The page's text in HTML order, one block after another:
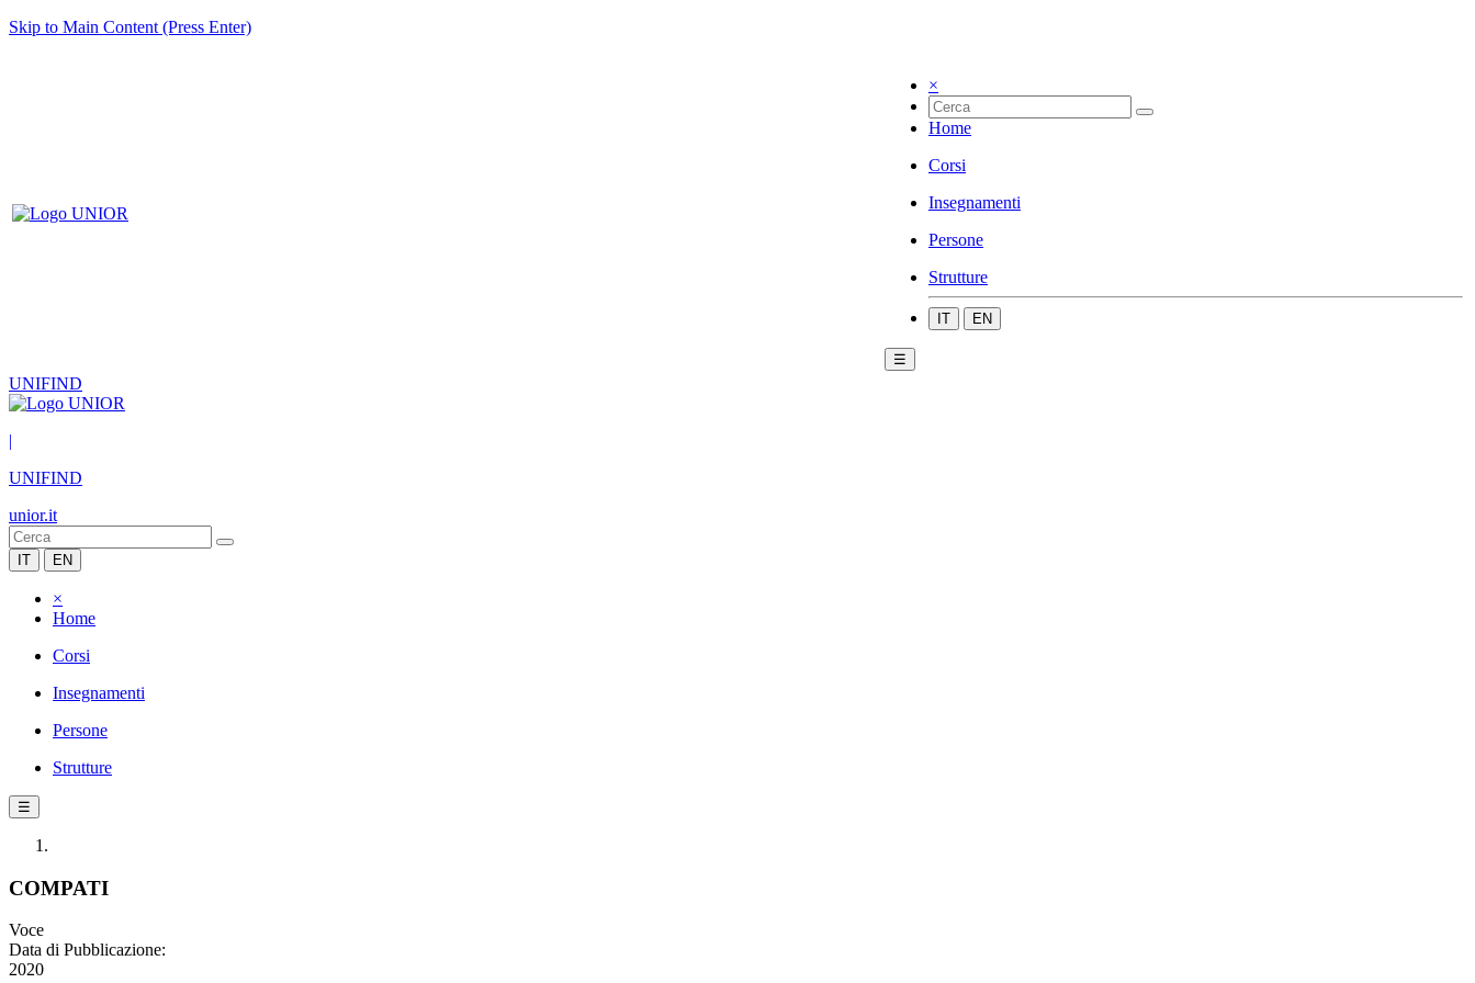
Skip to Main Content (Press Enter)
×
Home
Corsi
Insegnamenti
Persone
Strutture
IT EN
☰
UNIFIND
|
UNIFIND
unior.it
IT EN
×
Home
Corsi
Insegnamenti
Persone
Strutture
☰
COMPATI
Voce
Data di Pubblicazione:
2020